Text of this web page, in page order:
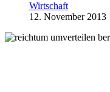
Wirtschaft
12. November 2013